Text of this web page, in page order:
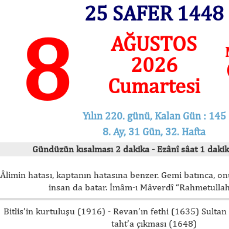
25 SAFER 1448
8
AĞUSTOS
2026
Cumartesi
Yılın 220. günü, Kalan Gün : 145
8. Ay, 31 Gün, 32. Hafta
Gündüzün kısalması 2 dakika - Ezânî sâat 1
Âlimin hatası, kaptanın hatasına benzer. Gemi batınca,
insan da batar. İmâm-ı Mâverdî
Bitlis’in kurtuluşu (1916) - Revan’ın fethi (1635) Sultan
taht’a çıkması (1648)